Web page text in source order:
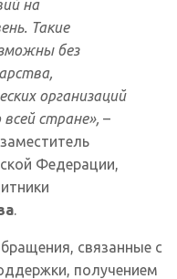
на
Такие
без
организаций
стране», –
Федерации,
.
связанные с
получением